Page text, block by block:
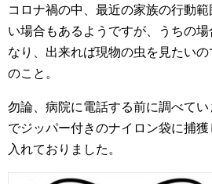
コロナ禍の中、最近の家族の行動
い場合もあるようですが、うちの
なり、出来れば現物の虫を見たい
のこと。
勿論、病院に電話する前に調べてい
でジッパー付きのナイロン袋に捕
入れておりました。